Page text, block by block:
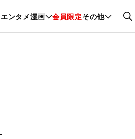
エンタメ漫画 会員限定その他
グルメ ファッション 恋愛・結婚